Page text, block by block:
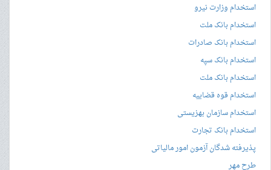
استخدام وزارت نیرو
استخدام بانک ملت
استخدام بانک صادرات
استخدام بانک سپه
استخدام بانک ملت
استخدام قوه قضاییه
استخدام سازمان بهزیستی
استخدام بانک تجارت
پذیرفته شدگان آزمون امور مالیاتی
طرح مهر